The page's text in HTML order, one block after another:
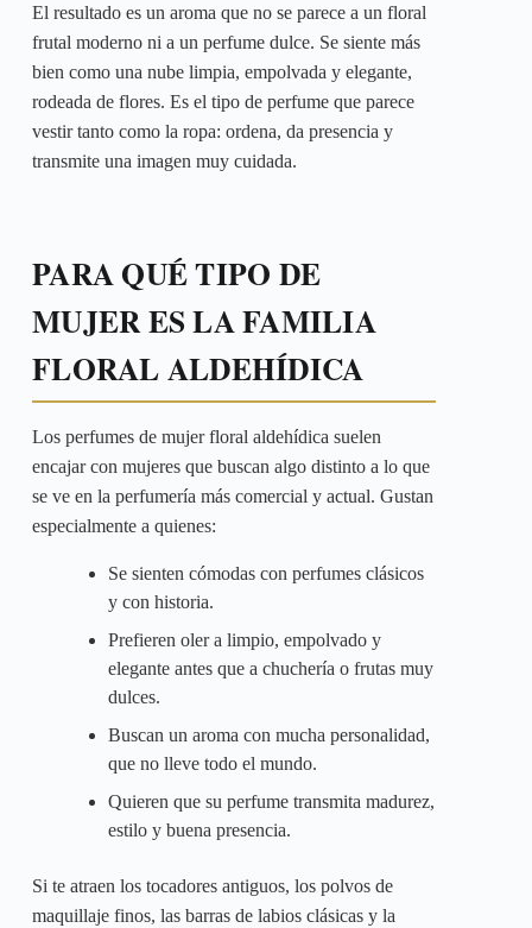
El resultado es un aroma que no se parece a un floral
frutal moderno ni a un perfume dulce. Se siente más
bien como una nube limpia, empolvada y elegante,
rodeada de flores. Es el tipo de perfume que parece
vestir tanto como la ropa: ordena, da presencia y
transmite una imagen muy cuidada.
PARA QUÉ TIPO DE
MUJER ES LA FAMILIA
FLORAL ALDEHÍDICA
Los perfumes de mujer floral aldehídica suelen
encajar con mujeres que buscan algo distinto a lo que
se ve en la perfumería más comercial y actual. Gustan
especialmente a quienes:
Se sienten cómodas con perfumes clásicos
y con historia.
Prefieren oler a limpio, empolvado y
elegante antes que a chuchería o frutas muy
dulces.
Buscan un aroma con mucha personalidad,
que no lleve todo el mundo.
Quieren que su perfume transmita madurez,
estilo y buena presencia.
Si te atraen los tocadores antiguos, los polvos de
maquillaje finos, las barras de labios clásicas y la